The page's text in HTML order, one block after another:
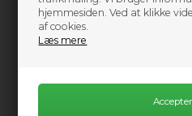
hjemmesiden. Ved at klikke
af cookies.
Læs mere
er en let,